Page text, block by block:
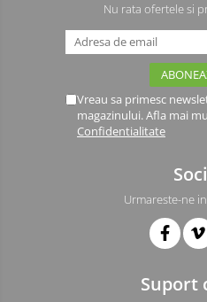
Nu rata ofertele si
Vreau sa primesc
magazinului. Afla mai
Confidentialitate
Urmareste-ne
Suport